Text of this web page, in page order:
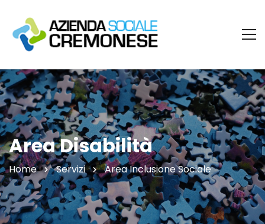
Area Disabilità
Home Servizi Area Inclusione Sociale